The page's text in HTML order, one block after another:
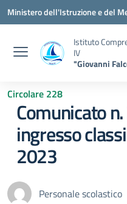
Vai ai contenuti
Vai al menu di navigazione
Vai al footer
Ministero dell'Istruzione e del
Istituto
IV
"Giovanni
Circolare 228
Comunicato
ingresso
2023
Personale scolastico